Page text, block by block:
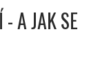
- A JAK SE